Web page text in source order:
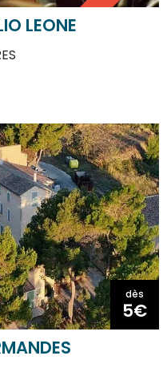
LEONE
dès
5€